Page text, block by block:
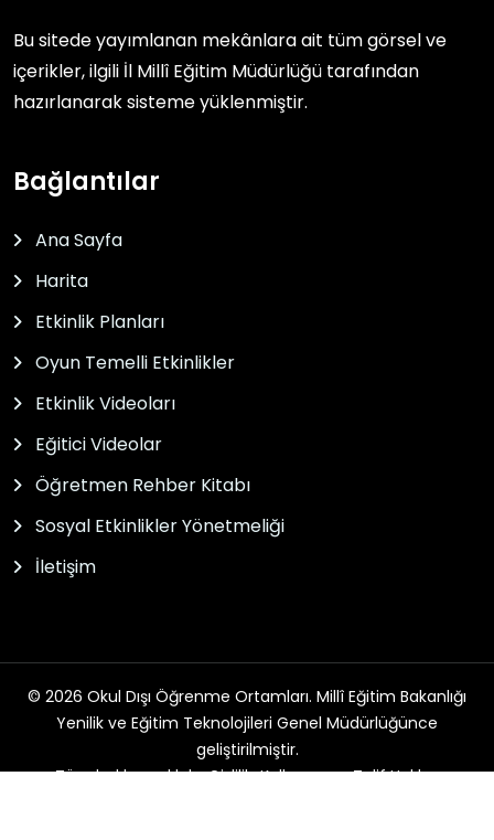
Bu sitede yayımlanan mekânlara ait tüm görsel ve
içerikler, ilgili İl Millî Eğitim Müdürlüğü tarafından
hazırlanarak sisteme yüklenmiştir.
Bağlantılar
Ana Sayfa
Harita
Etkinlik Planları
Oyun Temelli Etkinlikler
Etkinlik Videoları
Eğitici Videolar
Öğretmen Rehber Kitabı
Sosyal Etkinlikler Yönetmeliği
İletişim
© 2026 Okul Dışı Öğrenme Ortamları. Millî Eğitim Bakanlığı
Yenilik ve Eğitim Teknolojileri Genel Müdürlüğünce
geliştirilmiştir.
Tüm hakları saklıdır. Gizlilik, Kullanım ve Telif Hakları